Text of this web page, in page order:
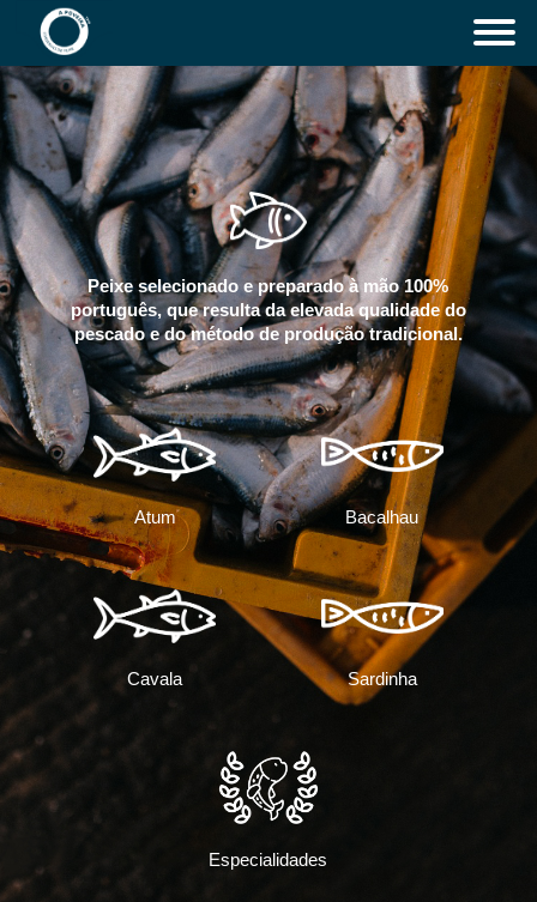
Peixe selecionado e preparado à mão 100%
português, que resulta da elevada qualidade do
pescado e do método de produção tradicional.
Atum Bacalhau
Cavala Sardinha
Especialidades